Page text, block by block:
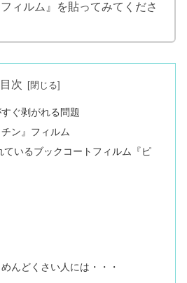
フィルム』を貼ってみてくださ
目次
ぐ剥がれる問題
ン』フィルム
ているブックコートフィルム『ピ
んどくさい人には・・・